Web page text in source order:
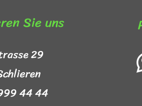
Sie uns​
29
44 44